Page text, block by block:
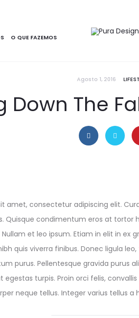
O QUE FAZEMOS
Agosto 1, 2016
Down The
amet, consectetur adipiscing elit.
Quisque condimentum eros at tortor
Nullam et leo ipsum. Etiam in elit in ex
quis viverra finibus. Donec ligula
purus. Pellentesque gravida purus
egestas turpis. Proin orci felis,
neque tellus. Integer varius tellus